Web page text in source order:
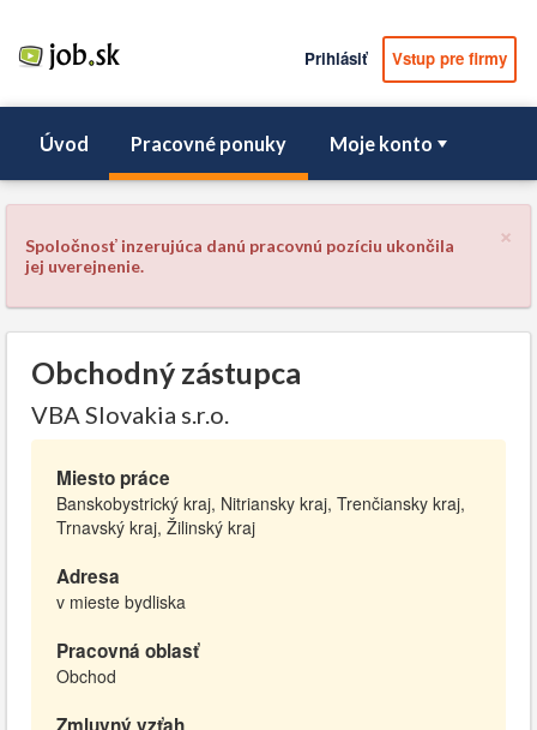
Prihlásiť Vstup pre firmy
Úvod Pracovné ponuky Moje konto
×
Spoločnosť inzerujúca danú pracovnú pozíciu ukončila
jej uverejnenie.
Obchodný zástupca
VBA Slovakia s.r.o.
Miesto práce
Banskobystrický kraj, Nitriansky kraj, Trenčiansky kraj,
Trnavský kraj, Žilinský kraj
Adresa
v mieste bydliska
Pracovná oblasť
Obchod